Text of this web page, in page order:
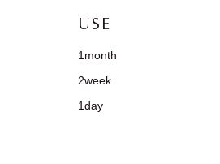
USE
1month
2week
1day